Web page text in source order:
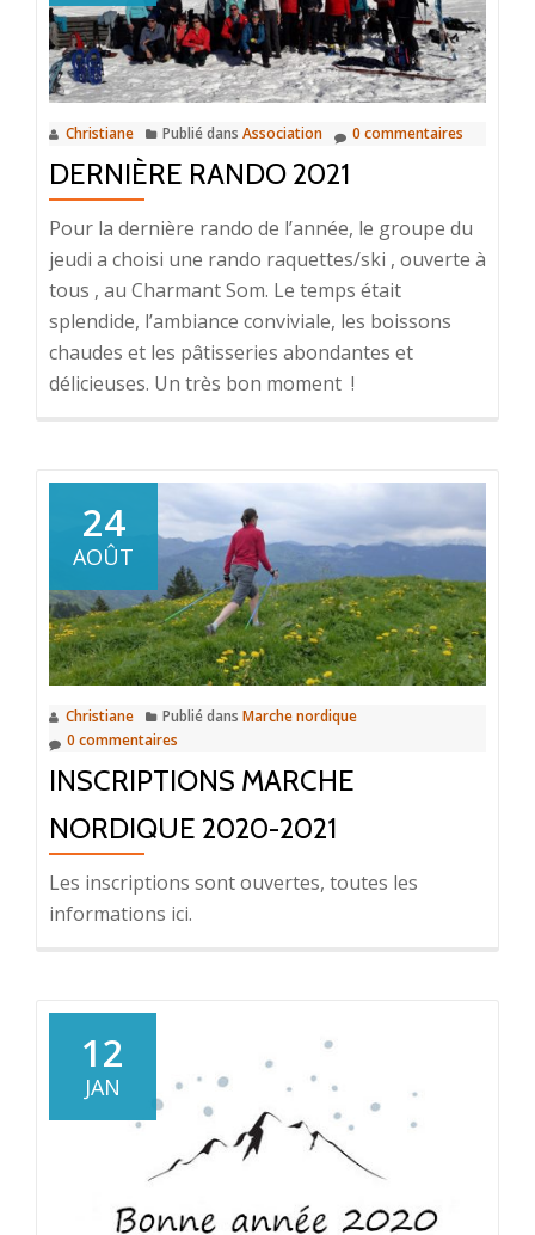
saison
Christiane Publié dans Association 0 commentaires
DERNIÈRE RANDO 2021
Pour la dernière rando de l’année, le groupe du
jeudi a choisi une rando raquettes/ski , ouverte à
tous , au Charmant Som. Le temps était
splendide, l’ambiance conviviale, les boissons
chaudes et les pâtisseries abondantes et
délicieuses. Un très bon moment !
24
AOÛT
Christiane Publié dans Marche nordique
0 commentaires
INSCRIPTIONS MARCHE
NORDIQUE 2020-2021
Les inscriptions sont ouvertes, toutes les
informations ici.
12
JAN